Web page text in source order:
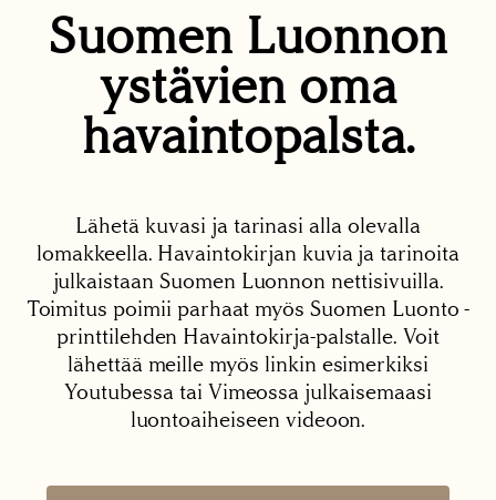
Suomen Luonnon
ystävien oma
havaintopalsta.
Lähetä kuvasi ja tarinasi alla olevalla
lomakkeella. Havaintokirjan kuvia ja tarinoita
julkaistaan Suomen Luonnon nettisivuilla.
Toimitus poimii parhaat myös Suomen Luonto -
printtilehden Havaintokirja-palstalle. Voit
lähettää meille myös linkin esimerkiksi
Youtubessa tai Vimeossa julkaisemaasi
luontoaiheiseen videoon.